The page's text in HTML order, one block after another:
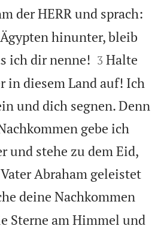
der HERR und sprach:
hinunter, bleib
ich dir nenne! 

3 Halte
in diesem Land auf! Ich
und dich segnen. Denn
gebe ich
und stehe zu dem Eid,
Abraham geleistet
deine Nachkommen
Sterne am Himmel und